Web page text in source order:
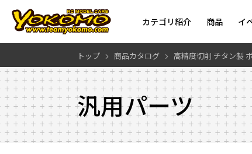
カテゴリ紹介 商品 イ
トップ 商品カタログ 高精度切削 チタン製
汎用パーツ